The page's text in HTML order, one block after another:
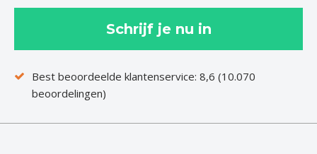
Schrijf je nu in
Best beoordeelde klantenservice: 8,6 (10.070
beoordelingen)